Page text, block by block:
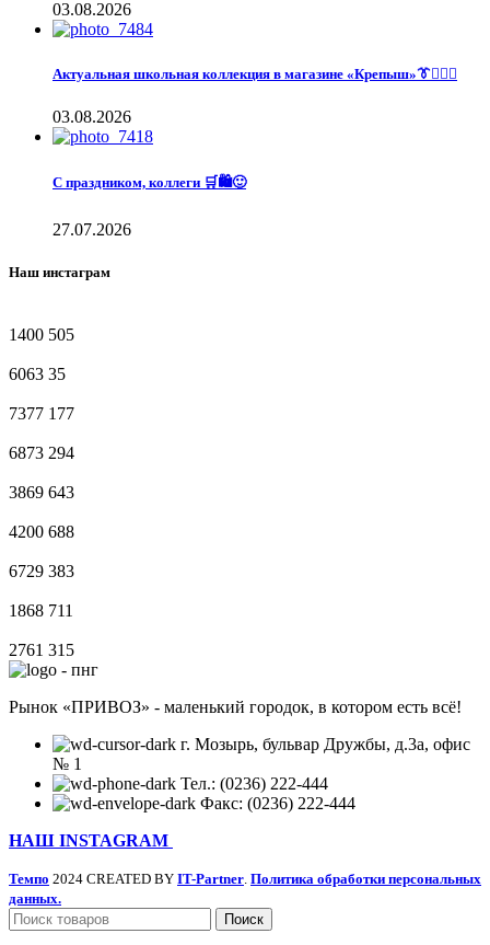
03.08.2026
Актуальная школьная коллекция в магазине «Крепыш»👔🙋🏽‍♀️
03.08.2026
С праздником, коллеги 🛒🛍️🙂
27.07.2026
Наш инстаграм
1400 505
6063 35
7377 177
6873 294
3869 643
4200 688
6729 383
1868 711
2761 315
Рынок «ПРИВОЗ» - маленький городок, в котором есть всё!
г. Мозырь, бульвар Дружбы, д.3а, офис
№ 1
Тел.: (0236) 222-444
Факс: (0236) 222-444
НАШ INSTAGRAM
Темпо 2024 CREATED BY IT-Partner. Политика обработки персональных
данных.
Поиск